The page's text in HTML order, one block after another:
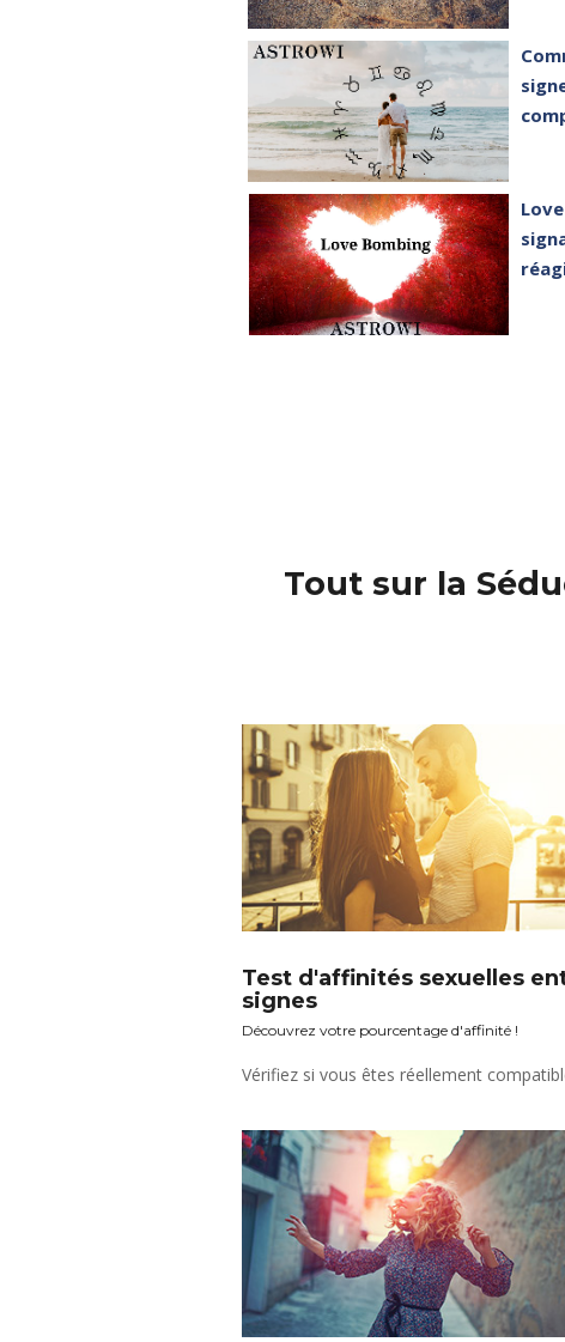
Tout sur la
Test d'affinités sexuelles
signes
Découvrez votre pourcentage d'affinité !
Vérifiez si vous êtes réellement